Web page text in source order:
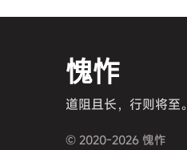
愧怍
道阻且长，行则将至。
© 2020-2026 愧怍